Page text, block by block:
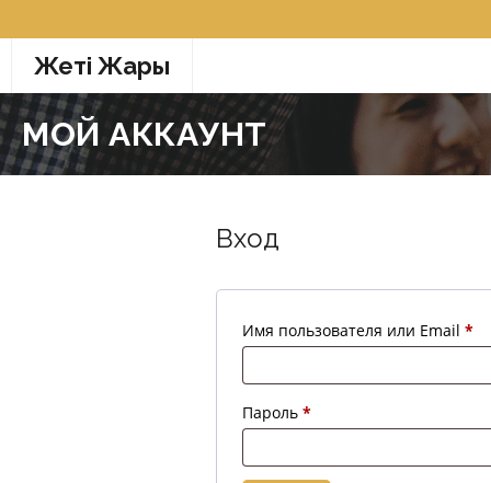
Жетi Жарғы
МОЙ АККАУНТ
Вход
Имя пользователя или Email *
Пароль *